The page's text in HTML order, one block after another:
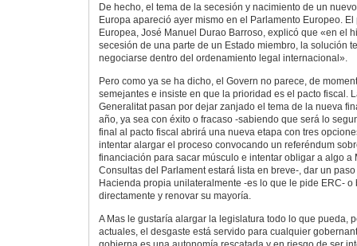
De hecho, el tema de la secesión y nacimiento de un
Europa apareció ayer mismo en el Parlamento Europeo.
Europea, José Manuel Durao Barroso, explicó que «en el
secesión de una parte de un Estado miembro, la solución
negociarse dentro del ordenamiento legal internacional».
Pero como ya se ha dicho, el Govern no parece, de
semejantes e insiste en que la prioridad es el pacto fiscal.
Generalitat pasan por dejar zanjado el tema de la nueva
año, ya sea con éxito o fracaso -sabiendo que será lo
final al pacto fiscal abrirá una nueva etapa con tres
intentar alargar el proceso convocando un referéndum
financiación para sacar músculo e intentar obligar a algo a
Consultas del Parlament estará lista en breve-, dar un
Hacienda propia unilateralmente -es lo que le pide ERC-
directamente y renovar su mayoría.
A Mas le gustaría alargar la legislatura todo lo que pueda,
actuales, el desgaste está servido para cualquier